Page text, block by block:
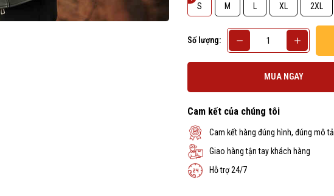
S M L XL 2XL
Số lượng:
MUA NGAY
Cam kết của chúng tôi
Cam kết hàng đúng hình, đúng mô tả
Giao hàng tận tay khách hàng
Hỗ trợ 24/7